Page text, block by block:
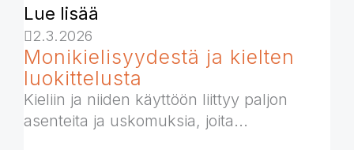
Lue lisää
2.3.2026
Monikielisyydestä ja kielten
luokittelusta
Kieliin ja niiden käyttöön liittyy paljon
asenteita ja uskomuksia, joita...